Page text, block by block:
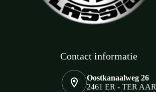
Contact informatie
Oostkanaalweg 26
2461 ER - TER AAR